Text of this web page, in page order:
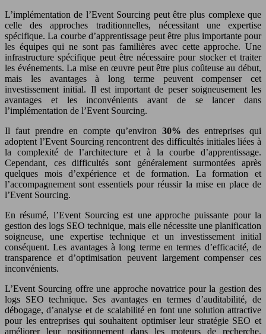
L’implémentation de l’Event Sourcing peut être plus complexe que
celle des approches traditionnelles, nécessitant une expertise
spécifique. La courbe d’apprentissage peut être plus importante pour
les équipes qui ne sont pas familières avec cette approche. Une
infrastructure spécifique peut être nécessaire pour stocker et traiter
les événements. La mise en œuvre peut être plus coûteuse au début,
mais les avantages à long terme peuvent compenser cet
investissement initial. Il est important de peser soigneusement les
avantages et les inconvénients avant de se lancer dans
l’implémentation de l’Event Sourcing.
Il faut prendre en compte qu’environ 30% des entreprises qui
adoptent l’Event Sourcing rencontrent des difficultés initiales liées à
la complexité de l’architecture et à la courbe d’apprentissage.
Cependant, ces difficultés sont généralement surmontées après
quelques mois d’expérience et de formation. La formation et
l’accompagnement sont essentiels pour réussir la mise en place de
l’Event Sourcing.
En résumé, l’Event Sourcing est une approche puissante pour la
gestion des logs SEO technique, mais elle nécessite une planification
soigneuse, une expertise technique et un investissement initial
conséquent. Les avantages à long terme en termes d’efficacité, de
transparence et d’optimisation peuvent largement compenser ces
inconvénients.
L’Event Sourcing offre une approche novatrice pour la gestion des
logs SEO technique. Ses avantages en termes d’auditabilité, de
débogage, d’analyse et de scalabilité en font une solution attractive
pour les entreprises qui souhaitent optimiser leur stratégie SEO et
améliorer leur positionnement dans les moteurs de recherche.